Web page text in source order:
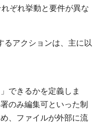
ぞれ挙動と要件が異な
るアクションは、主に以
できるかを定義しま
のみ編集可といった制
、ファイルが外部に流